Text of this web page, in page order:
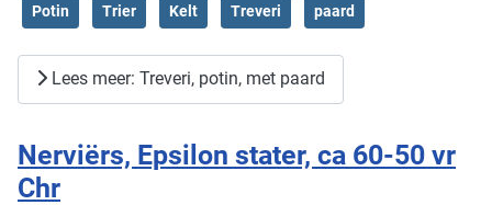
Potin Trier Kelt Treveri paard
Lees meer: Treveri, potin, met paard
Nerviërs, Epsilon stater, ca 60-50 vr
Chr